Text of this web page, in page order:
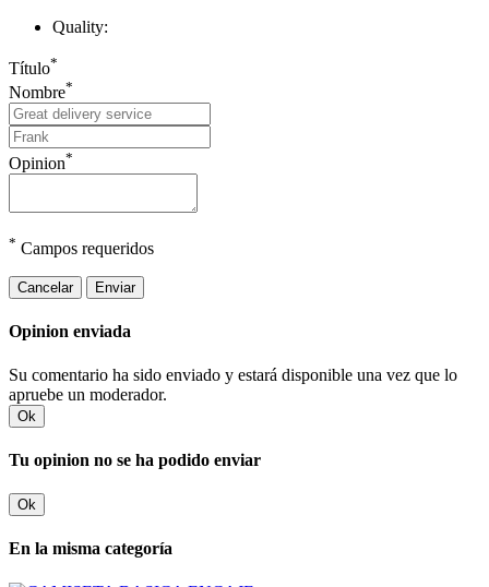
Quality:
Título*
Nombre*
Opinion*
* Campos requeridos
Cancelar Enviar
Opinion enviada
Su comentario ha sido enviado y estará disponible una vez que lo
apruebe un moderador.
Ok
Tu opinion no se ha podido enviar
Ok
En la misma categoría